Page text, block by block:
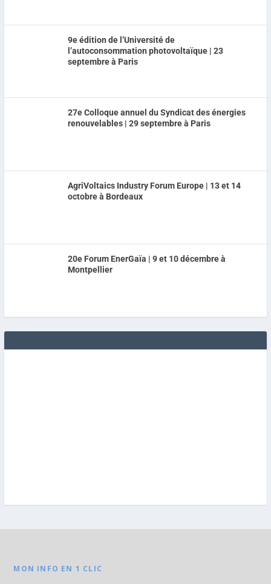
9e édition de l’Université de
l’autoconsommation photovoltaïque | 23
septembre à Paris
27e Colloque annuel du Syndicat des énergies
renouvelables | 29 septembre à Paris
AgriVoltaics Industry Forum Europe | 13 et 14
octobre à Bordeaux
20e Forum EnerGaïa | 9 et 10 décembre à
Montpellier
MON INFO EN 1 CLIC